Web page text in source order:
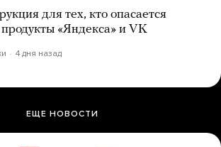
для тех, кто опасается
«Яндекса» и VK
4 дня назад
ЕЩЕ НОВОСТИ